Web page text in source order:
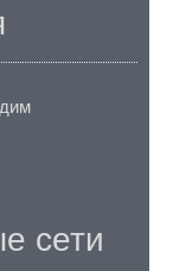
сети